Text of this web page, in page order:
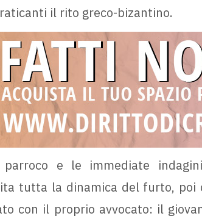
il rito greco-bizantino.
e le immediate
tutta la dinamica del furto, poi
con il proprio avvocato: il